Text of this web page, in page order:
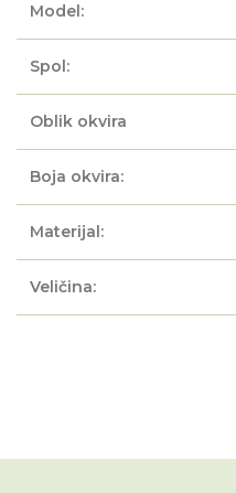
Model:
Spol:
Oblik okvira
Boja okvira:
Materijal:
Veličina: